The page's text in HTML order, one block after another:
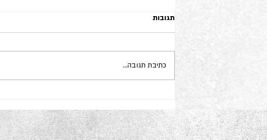
עוצמתם של קשרים חלשים
תגובות
כתיבת תגובה...